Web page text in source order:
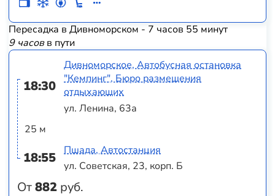
Пересадка в Дивноморском - 7 часов 55 минут
9 часовв пути
18:30
25 м
18:55
От882 руб.
Дивноморское, Автобусная остановка
"Кемпинг", Бюро размещения
отдыхающих
ул. Ленина, 63а
Пшада, Автостанция
ул. Советская, 23, корп. Б